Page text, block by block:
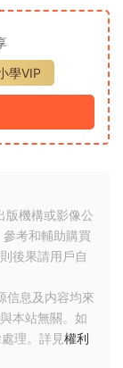
學VIP
版機構或影像公
考和輔助購買
後果請用戶自
信息及内容均來
本站無關。如
理。詳見權利